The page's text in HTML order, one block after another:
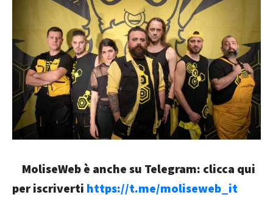
MoliseWeb è anche su Telegram: clicca qui
per iscriverti https://t.me/moliseweb_it